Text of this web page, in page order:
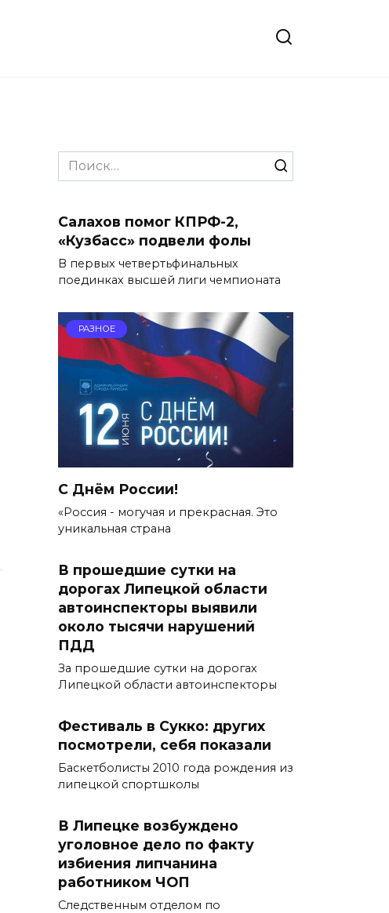
Search
for:
Салахов помог КПРФ-2,
«Кузбасс» подвели фолы
В первых четвертьфинальных
поединках высшей лиги чемпионата
РАЗНОЕ
С Днём России!
«Россия - могучая и прекрасная. Это
уникальная страна
В прошедшие сутки на
дорогах Липецкой области
автоинспекторы выявили
около тысячи нарушений
ПДД
За прошедшие сутки на дорогах
Липецкой области автоинспекторы
Фестиваль в Сукко: других
посмотрели, себя показали
Баскетболисты 2010 года рождения из
липецкой спортшколы
В Липецке возбуждено
уголовное дело по факту
избиения липчанина
работником ЧОП
Следственным отделом по